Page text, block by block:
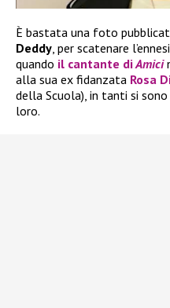
È bastata una foto
Deddy , per scatenare
quando il cantante diAmici
alla sua ex fidanzata Rosa
della Scuola), in tanti si
loro.